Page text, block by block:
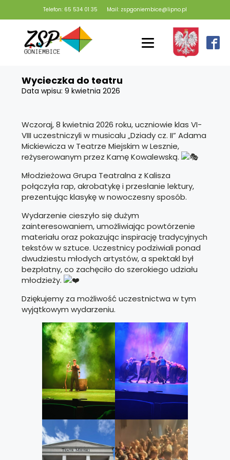
Telefon: 65 534 01 35 Mail: zspgoniembice@lipno.pl
Wycieczka do teatru
Data wpisu:9 kwietnia 2026
Wczoraj, 8 kwietnia 2026 roku, uczniowie klas VI-
VIII uczestniczyli w musicalu „Dziady cz. II” Adama
Mickiewicza w Teatrze Miejskim w Lesznie,
reżyserowanym przez Kamę Kowalewską.
Młodzieżowa Grupa Teatralna z Kalisza
połączyła rap, akrobatykę i przesłanie lektury,
prezentując klasykę w nowoczesny sposób.
Wydarzenie cieszyło się dużym
zainteresowaniem, umożliwiając powtórzenie
materiału oraz pokazując inspirację tradycyjnych
tekstów w sztuce. Uczestnicy podziwiali ponad
dwudziestu młodych artystów, a spektakl był
bezpłatny, co zachęciło do szerokiego udziału
młodzieży.
Dziękujemy za możliwość uczestnictwa w tym
wyjątkowym wydarzeniu.